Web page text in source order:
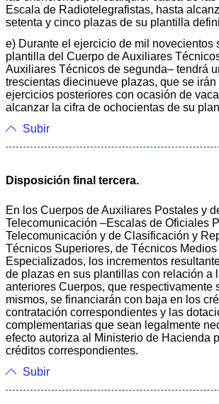
Escala de Radiotelegrafistas, hasta
setenta y cinco plazas de su plantilla
e) Durante el ejercicio de mil novecientos
plantilla del Cuerpo de Auxiliares
Auxiliares Técnicos de segunda– tendrá
trescientas diecinueve plazas, que se
ejercicios posteriores con ocasión de
alcanzar la cifra de ochocientas de su
Subir
Disposición final tercera.
En los Cuerpos de Auxiliares Postales y
Telecomunicación –Escalas de Oficiales
Telecomunicación y de Clasificación y
Técnicos Superiores, de Técnicos
Especializados, los incrementos
de plazas en sus plantillas con relación a
anteriores Cuerpos, que respectivamente
mismos, se financiarán con baja en los
contratación correspondientes y las
complementarias que sean legalmente
efecto autoriza al Ministerio de Hacienda
créditos correspondientes.
Subir